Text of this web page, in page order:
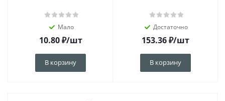
Мало
10.80₽/шт
В корзину
Достаточно
153.36₽/шт
В корзину